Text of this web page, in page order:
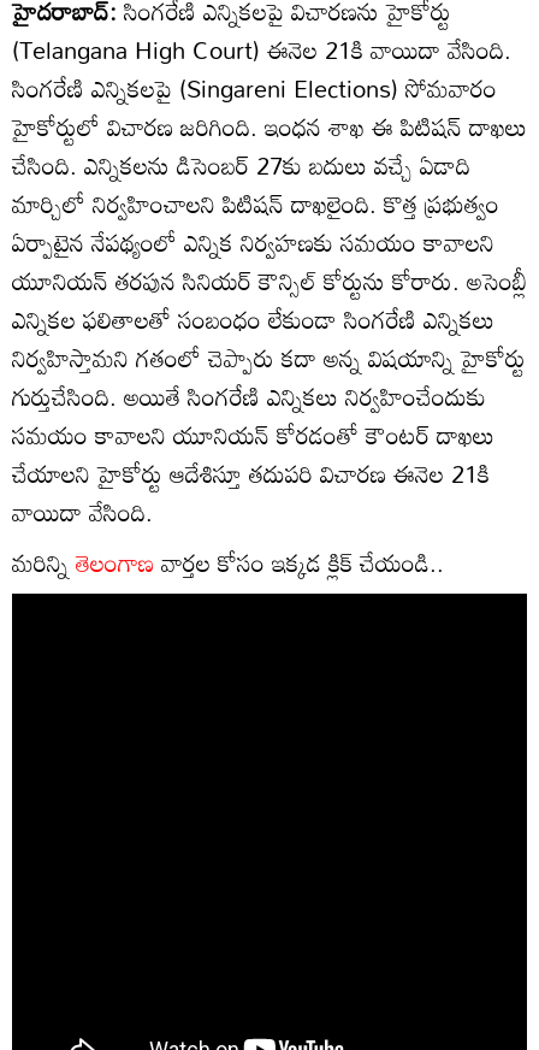
హైదరాబాద్:సింగరేణి ఎన్నికలపై విచారణను హైకోర్టు
(Telangana High Court) ఈనెల 21కి వాయిదా వేసింది.
సింగరేణి ఎన్నికలపై (Singareni Elections) సోమవారం
హైకోర్టులో విచారణ జరిగింది. ఇంధన శాఖ ఈ పిటిషన్‌ దాఖలు
చేసింది. ఎన్నికలను డిసెంబర్ 27కు బదులు వచ్చే ఏడాది
మార్చిలో నిర్వహించాలని పిటిషన్ దాఖలైంది. కొత్త ప్రభుత్వం
ఏర్పాటైన నేపథ్యంలో ఎన్నిక నిర్వహణకు సమయం కావాలని
యూనియన్ తరపున సినియర్ కౌన్సిల్ కోర్టును కోరారు. అసెంబ్లీ
ఎన్నికల ఫలితాలతో సంబంధం లేకుండా సింగరేణి ఎన్నికలు
నిర్వహిస్తామని గతంలో చెప్పారు కదా అన్న విషయాన్ని హైకోర్టు
గుర్తుచేసింది. అయితే సింగరేణి ఎన్నికలు నిర్వహించేందుకు
సమయం కావాలని యూనియన్ కోరడంతో కౌంటర్ దాఖలు
చేయాలని హైకోర్టు ఆదేశిస్తూ తదుపరి విచారణ ఈనెల 21కి
వాయిదా వేసింది.
మరిన్నితెలంగాణవార్తల కోసం ఇక్కడ క్లిక్ చేయండి..